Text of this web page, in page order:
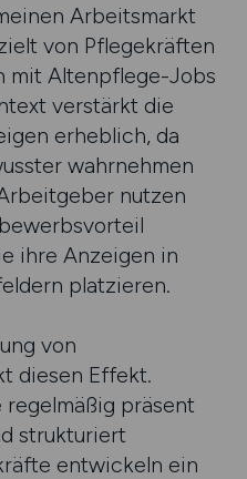
Arbeitsmarkt
von Pflegekräften
mit Altenpflege-Jobs
verstärkt die
erheblich, da
wahrnehmen
nutzen
ihre Anzeigen in
platzieren.
von
diesen Effekt.
präsent
strukturiert
entwickeln ein